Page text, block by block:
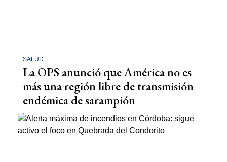
SALUD
La OPS anunció que América no es
más una región libre de transmisión
endémica de sarampión